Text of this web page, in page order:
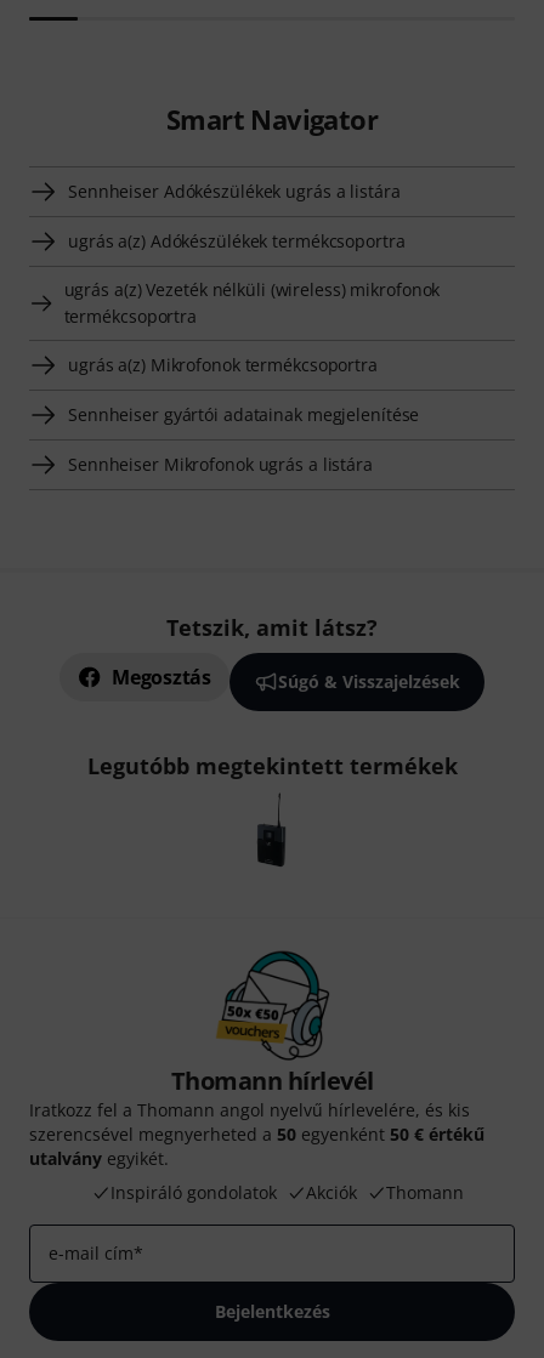
Smart Navigator
Sennheiser Adókészülékek ugrás a listára
ugrás a(z) Adókészülékek termékcsoportra
ugrás a(z) Vezeték nélküli (wireless) mikrofonok
termékcsoportra
ugrás a(z) Mikrofonok termékcsoportra
Sennheiser gyártói adatainak megjelenítése
Sennheiser Mikrofonok ugrás a listára
Tetszik, amit látsz?
Megosztás Súgó & Visszajelzések
Legutóbb megtekintett termékek
Thomann hírlevél
Iratkozz fel a Thomann angol nyelvű hírlevelére, és kis
szerencsével megnyerheted a 50 egyenként 50 € értékű
utalvány egyikét.
Inspiráló gondolatok
Akciók Thomann
e-mail cím*
Bejelentkezés